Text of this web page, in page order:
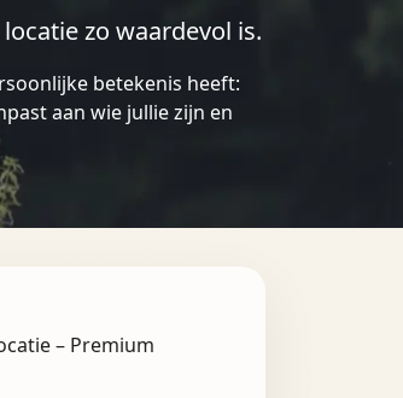
zo waardevol is.
betekenis heeft:
aan wie jullie zijn en
– Premium